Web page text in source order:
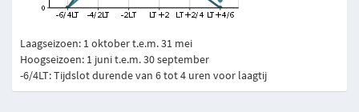
Laagseizoen: 1 oktober t.e.m. 31 mei
Hoogseizoen: 1 juni t.e.m. 30 september
-6/4LT: Tijdslot durende van 6 tot 4 uren voor laagtij